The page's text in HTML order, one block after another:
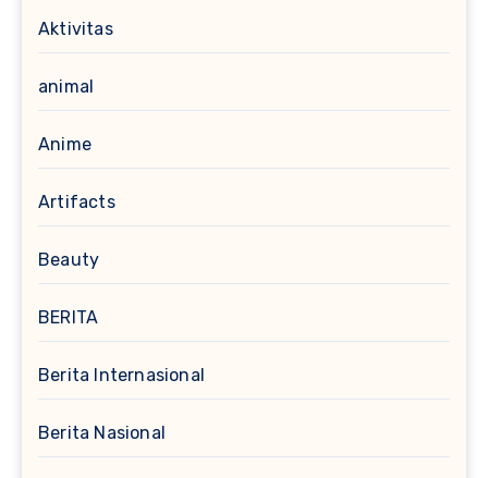
Aktivitas
animal
Anime
Artifacts
Beauty
BERITA
Berita Internasional
Berita Nasional